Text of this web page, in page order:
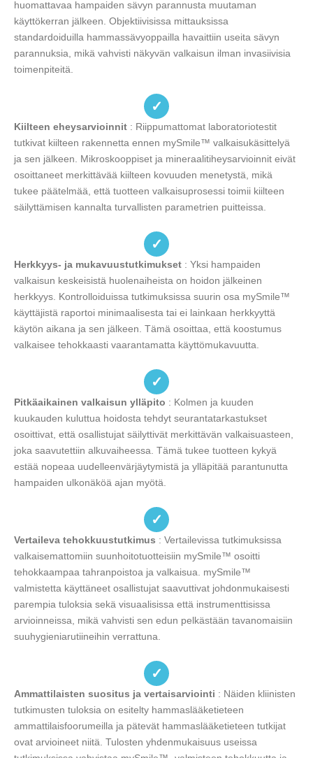
huomattavaa hampaiden sävyn parannusta muutaman
käyttökerran jälkeen. Objektiivisissa mittauksissa
standardoiduilla hammassävyoppailla havaittiin useita sävyn
parannuksia, mikä vahvisti näkyvän valkaisun ilman invasiivisia
toimenpiteitä.
✓
Kiilteen eheysarvioinnit : Riippumattomat laboratoriotestit
tutkivat kiilteen rakennetta ennen mySmile™ valkaisukäsittelyä
ja sen jälkeen. Mikroskooppiset ja mineraalitiheysarvioinnit eivät
osoittaneet merkittävää kiilteen kovuuden menetystä, mikä
tukee päätelmää, että tuotteen valkaisuprosessi toimii kiilteen
säilyttämisen kannalta turvallisten parametrien puitteissa.
✓
Herkkyys- ja mukavuustutkimukset : Yksi hampaiden
valkaisun keskeisistä huolenaiheista on hoidon jälkeinen
herkkyys. Kontrolloiduissa tutkimuksissa suurin osa mySmile™
käyttäjistä raportoi minimaalisesta tai ei lainkaan herkkyyttä
käytön aikana ja sen jälkeen. Tämä osoittaa, että koostumus
valkaisee tehokkaasti vaarantamatta käyttömukavuutta.
✓
Pitkäaikainen valkaisun ylläpito : Kolmen ja kuuden
kuukauden kuluttua hoidosta tehdyt seurantatarkastukset
osoittivat, että osallistujat säilyttivät merkittävän valkaisuasteen,
joka saavutettiin alkuvaiheessa. Tämä tukee tuotteen kykyä
estää nopeaa uudelleenvärjäytymistä ja ylläpitää parantunutta
hampaiden ulkonäköä ajan myötä.
✓
Vertaileva tehokkuustutkimus : Vertailevissa tutkimuksissa
valkaisemattomiin suunhoitotuotteisiin mySmile™ osoitti
tehokkaampaa tahranpoistoa ja valkaisua. mySmile™
valmistetta käyttäneet osallistujat saavuttivat johdonmukaisesti
parempia tuloksia sekä visuaalisissa että instrumenttisissa
arvioinneissa, mikä vahvisti sen edun pelkästään tavanomaisiin
suuhygieniarutiineihin verrattuna.
✓
Ammattilaisten suositus ja vertaisarviointi : Näiden kliinisten
tutkimusten tuloksia on esitelty hammaslääketieteen
ammattilaisfoorumeilla ja pätevät hammaslääketieteen tutkijat
ovat arvioineet niitä. Tulosten yhdenmukaisuus useissa